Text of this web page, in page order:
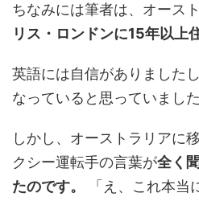
ちなみには筆者は、オース
リス・ロンドンに15年以上
英語には自信がありました
なっていると思っていました
しかし、オーストラリアに
クシー運転手の言葉が全く
たのです。
「え、これ本当